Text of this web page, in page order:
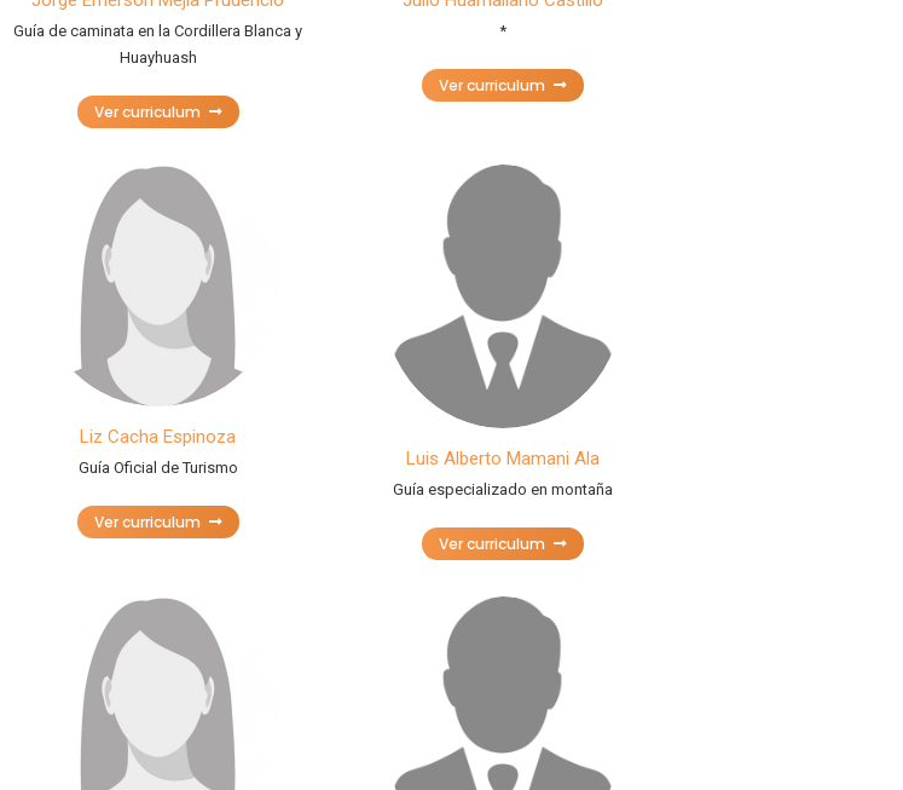
Guía de caminata en la Cordillera Blanca y
Huayhuash
Ver curriculum
*
Ver curriculum
Liz Cacha Espinoza
Guía Oficial de Turismo
Ver curriculum
Luis Alberto Mamani Ala
Guía especializado en montaña
Ver curriculum